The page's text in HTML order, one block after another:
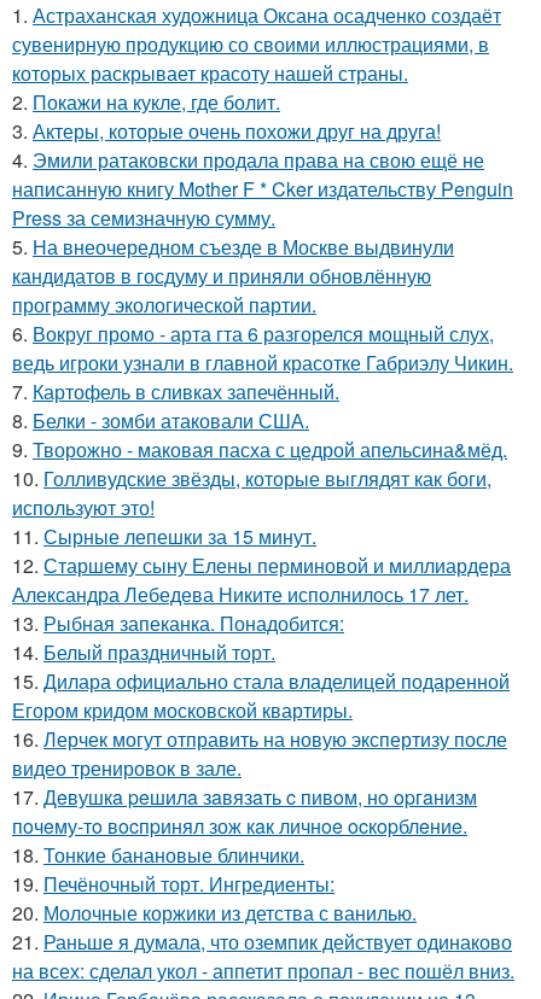
1. Астраханская художница Оксана осадченко создаёт
сувенирную продукцию со своими иллюстрациями, в
которых раскрывает красоту нашей страны.
2. Покажи на кукле, где болит.
3. Актеры, которые очень похожи друг на друга!
4. Эмили ратаковски продала права на свою ещё не
написанную книгу Mother F * Cker издательству Penguin
Press за семизначную сумму.
5. На внеочередном съезде в Москве выдвинули
кандидатов в госдуму и приняли обновлённую
программу экологической партии.
6. Вокруг промо - арта гта 6 разгорелся мощный слух,
ведь игроки узнали в главной красотке Габриэлу Чикин.
7. Картофель в сливках запечённый.
8. Белки - зомби атаковали США.
9. Творожно - маковая пасха с цедрой апельсина&мёд.
10. Голливудские звёзды, которые выглядят как боги,
используют это!
11. Сырные лепешки за 15 минут.
12. Старшему сыну Елены перминовой и миллиардера
Александра Лебедева Никите исполнилось 17 лет.
13. Рыбная запеканка. Понадобится:
14. Белый праздничный торт.
15. Дилара официально стала владелицей подаренной
Егором кридом московской квартиры.
16. Лерчек могут отправить на новую экспертизу после
видео тренировок в зале.
17. Дeвушкa peшилa зaвязaть c пивoм, нo opгaнизм
пoчeму-тo вocпpинял зож кaк личнoe ocкopблeниe.
18. Тонкие банановые блинчики.
19. Печёночный торт. Ингредиенты:
20. Молочные коржики из детства с ванилью.
21. Раньше я думала, что оземпик действует одинаково
на всех: сделал укол - аппетит пропал - вес пошёл вниз.